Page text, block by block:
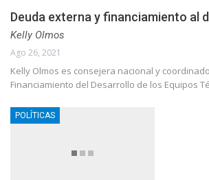
Deuda externa y financiamiento al
Kelly Olmos
Ago 26, 2021
Kelly Olmos es consejera nacional y
Financiamiento del Desarrollo de los Equipos
POLÍTICAS